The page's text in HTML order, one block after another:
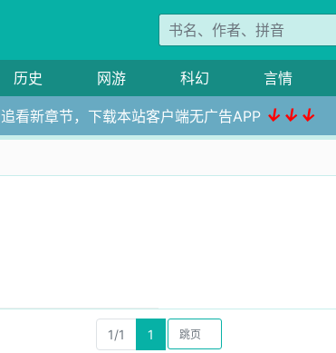
历史 网游 科幻 言情
追看新章节，下载本站客户端无广告APP ↓↓↓
1/1 1